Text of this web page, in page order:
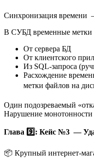
Синхронизация времени
В СУБД временные метки
От сервера БД
От клиентского
Из SQL-запроса
Расхождение
метки файлов на
Один подозреваемый
Нарушение
Глава 9️⃣: Кейс №3 —
📦 Крупный интернет-